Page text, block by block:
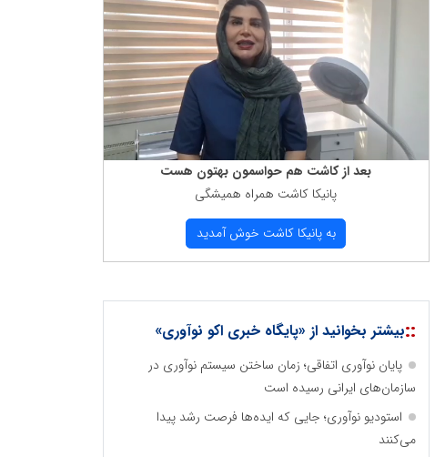
بعد از كاشت هم حواسمون بهتون هست
پانیكا كاشت همراه همیشگی
به پانیكا كاشت خوش آمدید
::بیشتر بخوانید از «پایگاه خبری اکو نوآوری»
پایان نوآوری اتفاقی؛ زمان ساختن سیستم نوآوری در
سازمان‌های ایرانی رسیده است
استودیو نوآوری؛ جایی که ایده‌ها فرصت رشد پیدا
می‌کنند